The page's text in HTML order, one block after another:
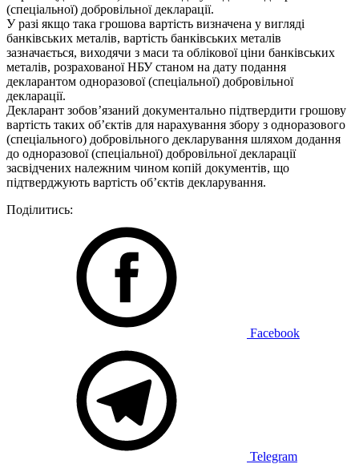
(спеціальної) добровільної декларації.
У разі якщо така грошова вартість визначена у вигляді
банківських металів, вартість банківських металів
зазначається, виходячи з маси та облікової ціни банківських
металів, розрахованої НБУ станом на дату подання
декларантом одноразової (спеціальної) добровільної
декларації.
Декларант зобов’язаний документально підтвердити грошову
вартість таких об’єктів для нарахування збору з одноразового
(спеціального) добровільного декларування шляхом додання
до одноразової (спеціальної) добровільної декларації
засвідчених належним чином копій документів, що
підтверджують вартість об’єктів декларування.
Поділитись:
Facebook
Telegram